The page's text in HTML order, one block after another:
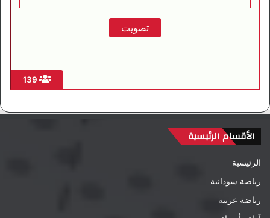
الأقسام الرئيسية
الرئيسية
رياضة سودانية
رياضة عربية